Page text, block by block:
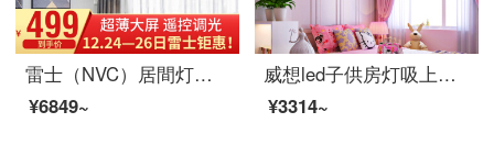
雷士（NVC）居間灯の長方形のイルミネーション北欧現代簡単超薄ledヘッドランプの遠隔操作で調光した居間照明器具
¥6849~
威想led子供房灯吸上灯寝室客間灯シンプルで個性的な創意少年少女アメリカ地中海船舵鉄芸照明器具ピンク-直径55 cm-LED光源-30 W-単色
¥3314~